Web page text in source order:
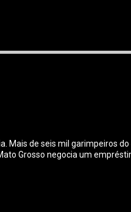
Mais de seis mil garimpeiros
Grosso negocia um